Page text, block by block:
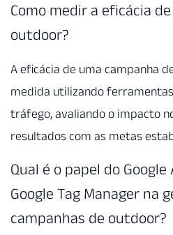
Como medir a eficácia
outdoor?
A eficácia de uma campanha
medida utilizando
tráfego, avaliando o impacto
resultados com as metas
Qual é o papel do
Google Tag Manager na
campanhas de outdoor?